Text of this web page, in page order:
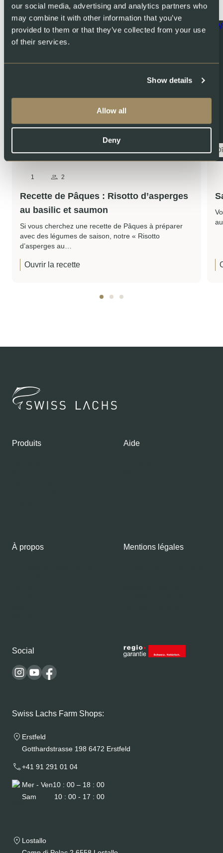
our social media, advertising and analytics partners who
may combine it with other information that you’ve
provided to them or that they’ve collected from your use
of their services.
Show details
Allow all
Deny
1 2
Recette de Pâques : Risotto d’asperges
au basilic et saumon
Si vous cherchez une recette de Pâques à préparer
avec des légumes de saison, notre « Risotto
d’asperges au…
Ouvrir la recette
Produits Aide
À propos Mentions légales
Social
Swiss Lachs Farm Shops:
Erstfeld
Gotthardstrasse 198 6472 Erstfeld
+41 91 291 01 04
Mer - Ven10 : 00 – 18 : 00
Sam
10 : 00 - 17 : 00
Lostallo